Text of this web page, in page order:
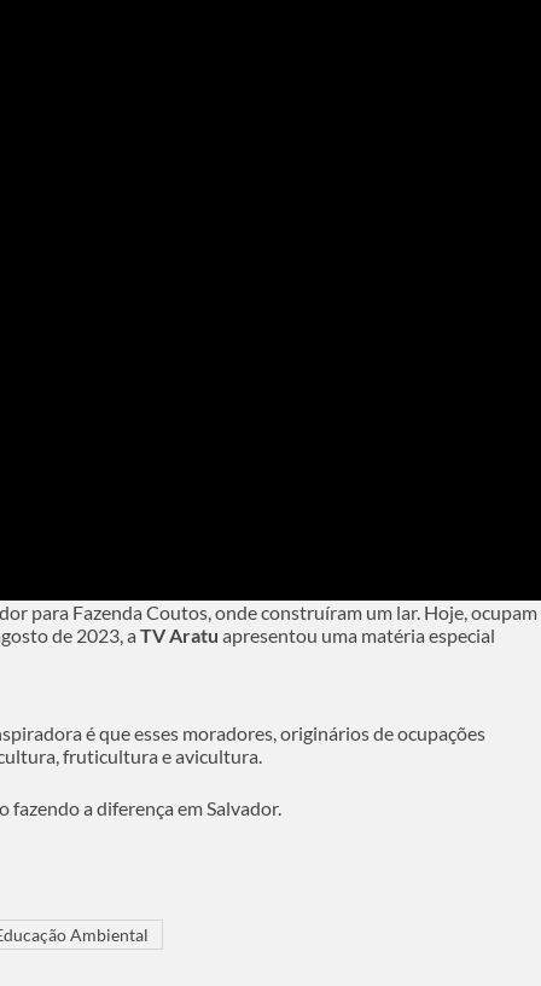
para Fazenda Coutos, onde construíram um lar. Hoje, ocupam
de 2023, a TV Aratu apresentou uma matéria especial
é que esses moradores, originários de ocupações
fruticultura e avicultura.
a diferença em Salvador.
Ambiental